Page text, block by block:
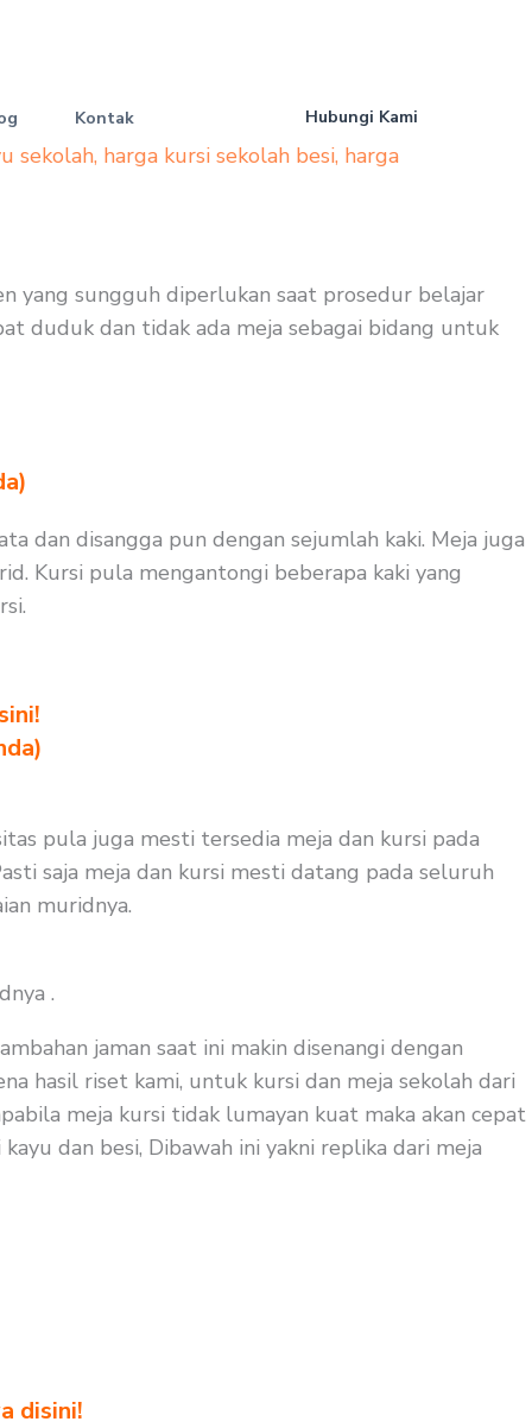
Kontak Hubungi Kami
sekolah, harga kursi sekolah besi, harga
yang sungguh diperlukan saat prosedur belajar
duduk dan tidak ada meja sebagai bidang untuk
dan disangga pun dengan sejumlah kaki. Meja juga
Kursi pula mengantongi beberapa kaki yang
pula juga mesti tersedia meja dan kursi pada
saja meja dan kursi mesti datang pada seluruh
muridnya.
.
jaman saat ini makin disenangi dengan
hasil riset kami, untuk kursi dan meja sekolah dari
meja kursi tidak lumayan kuat maka akan cepat
dan besi, Dibawah ini yakni replika dari meja
disini!